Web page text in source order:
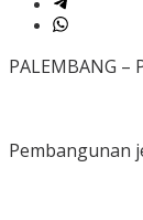
PALEMBANG
Pembangunan